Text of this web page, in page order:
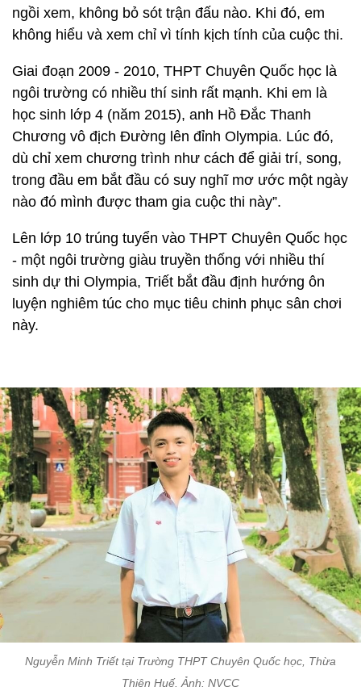
ngồi xem, không bỏ sót trận đấu nào. Khi đó, em
không hiểu và xem chỉ vì tính kịch tính của cuộc thi.
Giai đoạn 2009 - 2010, THPT Chuyên Quốc học là
ngôi trường có nhiều thí sinh rất mạnh. Khi em là
học sinh lớp 4 (năm 2015), anh Hồ Đắc Thanh
Chương vô địch Đường lên đỉnh Olympia. Lúc đó,
dù chỉ xem chương trình như cách để giải trí, song,
trong đầu em bắt đầu có suy nghĩ mơ ước một ngày
nào đó mình được tham gia cuộc thi này”.
Lên lớp 10 trúng tuyển vào THPT Chuyên Quốc học
- một ngôi trường giàu truyền thống với nhiều thí
sinh dự thi Olympia, Triết bắt đầu định hướng ôn
luyện nghiêm túc cho mục tiêu chinh phục sân chơi
này.
Nguyễn Minh Triết tại Trường THPT Chuyên Quốc học, Thừa
Thiên Huế. Ảnh: NVCC